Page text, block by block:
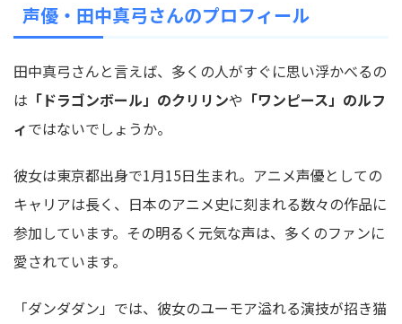
声優・田中真弓さんのプロフィール
田中真弓さんと言えば、多くの人がすぐに思い浮かべるの
は 「ドラゴンボール」のクリリンや 「ワンピース」のルフ
ィではないでしょうか。
彼女は東京都出身で1月15日生まれ。アニメ声優としての
キャリアは長く、日本のアニメ史に刻まれる数々の作品に
参加しています。 その明るく元気な声は、多くのファンに
愛されています。
「ダンダダン」では、彼女のユーモア溢れる演技が招き猫